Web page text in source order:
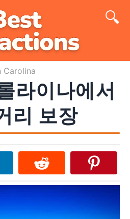
Carolina
라이나에서
리 보장